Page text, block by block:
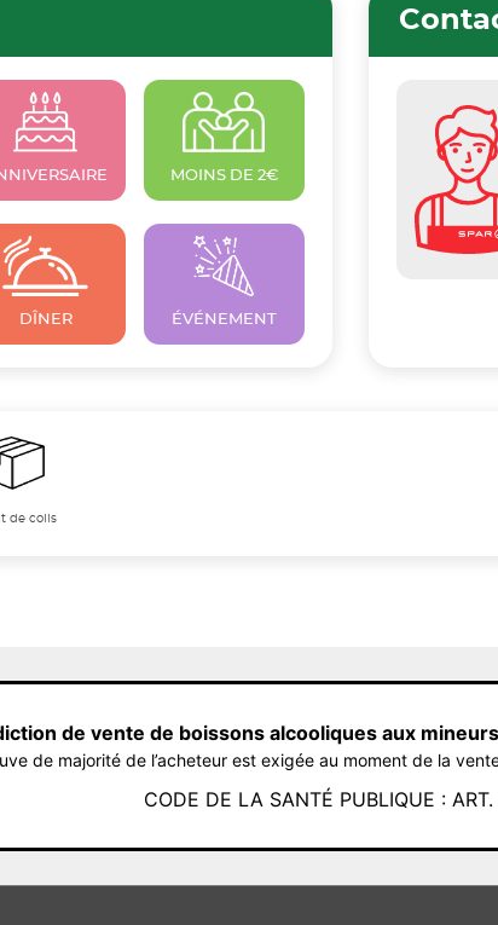
MOINS DE 2€
DÎNER ÉVÉNEMENT
de colis
de vente de boissons alcooliques aux
de majorité de l’acheteur est exigée au moment de la
CODE DE LA SANTÉ PUBLIQUE :